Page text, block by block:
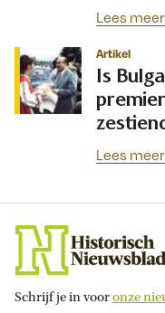
Lees meer
Artikel
Is
Lees meer
Schrijf je in vooronze